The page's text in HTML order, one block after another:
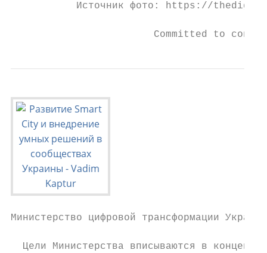
Источник фото: https://
Committed to
Министерство цифровой трансформации Украины
Цели Министерства вписываются в